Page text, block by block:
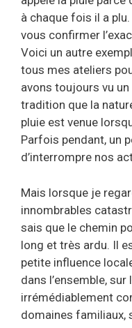
à chaque fois il a
vous confirmer
Voici un autre
tous mes ateliers
avons toujours vu
tradition que la
pluie est venue
Parfois pendant, un
d’interrompre nos
Mais lorsque je
innombrables
sais que le chemin
long et très ardu. Il
petite influence
dans l’ensemble, sur
irrémédiablement
domaines familiaux,